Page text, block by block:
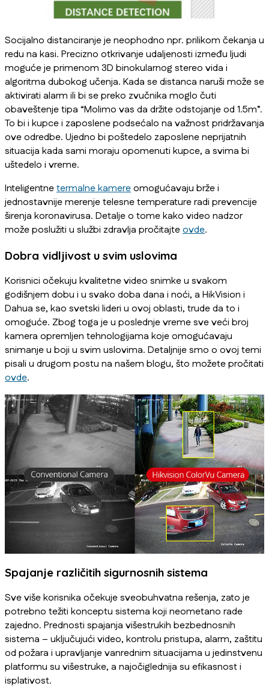
Socijalno distanciranje je neophodno npr. prilikom čekanja u
redu na kasi. Precizno otkrivanje udaljenosti između ljudi
moguće je primenom 3D binokularnog stereo vida i
algoritma dubokog učenja. Kada se distanca naruši može se
aktivirati alarm ili bi se preko zvučnika moglo čuti
obaveštenje tipa “Molimo vas da držite odstojanje od 1.5m”.
To bi i kupce i zaposlene podsećalo na važnost pridržavanja
ove odredbe. Ujedno bi poštedelo zaposlene neprijatnih
situacija kada sami moraju opomenuti kupce, a svima bi
uštedelo i vreme.
Inteligentnetermalne kamereomogućavaju brže i
jednostavnije merenje telesne temperature radi prevencije
širenja koronavirusa. Detalje o tome kako video nadzor
može poslužiti u službi zdravlja pročitajteovde.
Dobra vidljivost u svim uslovima
Korisnici očekuju kvalitetne video snimke u svakom
godišnjem dobu i u svako doba dana i noći, a HikVision i
Dahua se, kao svetski lideri u ovoj oblasti, trude da to i
omoguće. Zbog toga je u poslednje vreme sve veći broj
kamera opremljen tehnologijama koje omogućavaju
snimanje u boji u svim uslovima. Detaljnije smo o ovoj temi
pisali u drugom postu na našem blogu, što možete pročitati
ovde.
Spajanje različitih sigurnosnih sistema
Sve više korisnika očekuje sveobuhvatna rešenja, zato je
potrebno težiti konceptu sistema koji neometano rade
zajedno. Prednosti spajanja višestrukih bezbednosnih
sistema – uključujući video, kontrolu pristupa, alarm, zaštitu
od požara i upravljanje vanrednim situacijama u jedinstvenu
platformu su višestruke, a najočiglednija su efikasnost i
isplativost.